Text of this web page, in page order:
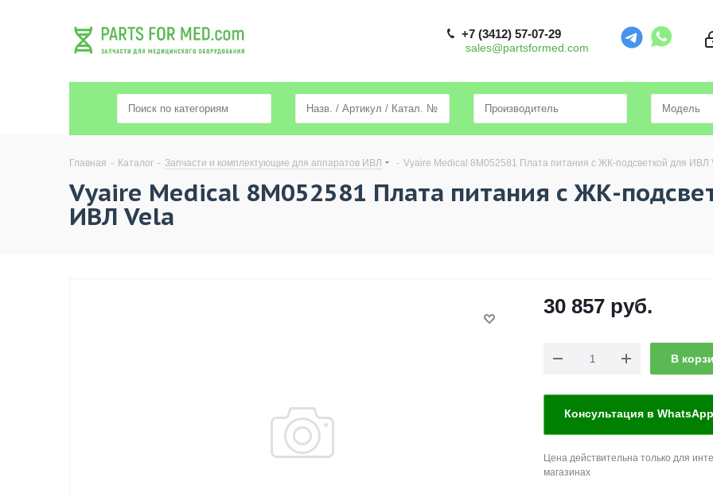
+7 (3412) 57-07-29
sales@partsformed.com
Главная - Каталог - Запчасти и комплектующие для аппаратов ИВЛ - Vyaire Medical 8M052581 Плата питания с ЖК-подсветкой для ИВЛ
Vyaire Medical 8M052581 Плата питания с ЖК-
ИВЛ Vela
30 857 руб.
В
Консультация в WhatsApp
Цена действительна только для
магазинах